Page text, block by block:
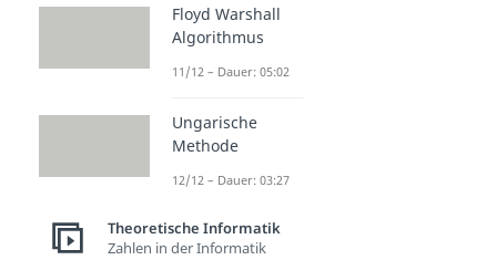
Floyd Warshall
Algorithmus
11/12 – Dauer: 05:02
Ungarische
Methode
12/12 – Dauer: 03:27
Theoretische Informatik
Zahlen in der Informatik